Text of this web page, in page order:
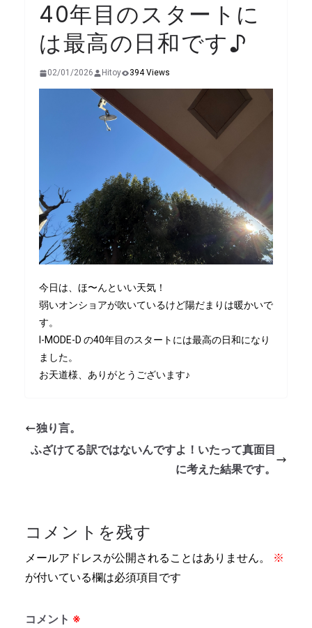
40年目のスタートに
は最高の日和です♪
02/01/2026 Hitoy 394 Views
今日は、ほ〜んといい天気！
弱いオンショアが吹いているけど陽だまりは暖かいで
す。
I-MODE-D の40年目のスタートには最高の日和になり
ました。
お天道様、ありがとうございます♪
独り言。
ふざけてる訳ではないんですよ！いたって真面目
に考えた結果です。
コメントを残す
メールアドレスが公開されることはありません。
※
が付いている欄は必須項目です
コメント ※